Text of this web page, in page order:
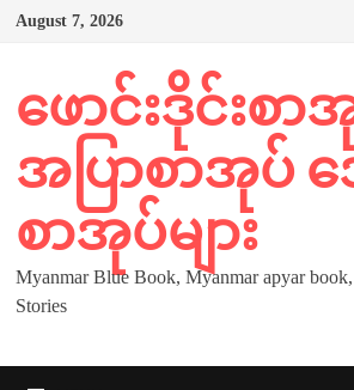
Skip
August 7, 2026
ဖောင်းဒိုင်းစာ
အပြာစာအုပ်
စာအုပ်များ
Myanmar Blue Book, Myanmar apyar
Stories